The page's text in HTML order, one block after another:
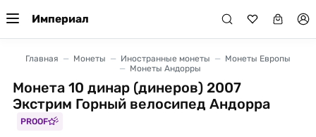
Империал
Главная Монеты Иностранные монеты
Монеты Европы
Монеты Андорры
Монета 10 динар (динеров) 2007
Экстрим Горный велосипед Андорра
PROOF